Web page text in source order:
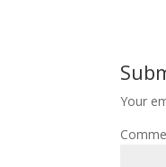
Your